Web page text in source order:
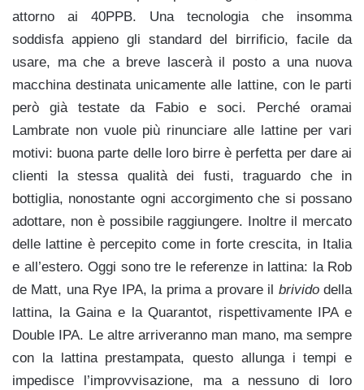
attorno ai 40PPB. Una tecnologia che insomma
soddisfa appieno gli standard del birrificio, facile da
usare, ma che a breve lascerà il posto a una nuova
macchina destinata unicamente alle lattine, con le parti
però già testate da Fabio e soci. Perché oramai
Lambrate non vuole più rinunciare alle lattine per vari
motivi: buona parte delle loro birre è perfetta per dare ai
clienti la stessa qualità dei fusti, traguardo che in
bottiglia, nonostante ogni accorgimento che si possano
adottare, non è possibile raggiungere. Inoltre il mercato
delle lattine è percepito come in forte crescita, in Italia
e all’estero. Oggi sono tre le referenze in lattina: la Rob
de Matt, una Rye IPA, la prima a provare il brividodella
lattina, la Gaina e la Quarantot, rispettivamente IPA e
Double IPA. Le altre arriveranno man mano, ma sempre
con la lattina prestampata, questo allunga i tempi e
impedisce l’improvvisazione, ma a nessuno di loro